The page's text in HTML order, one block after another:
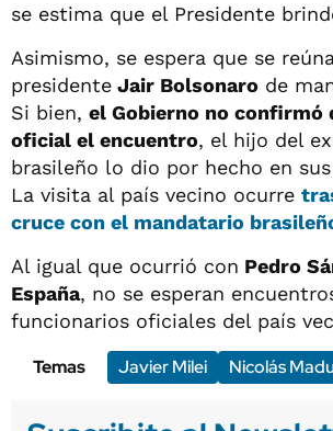
se estima que el Presidente
Asimismo, se espera que se
presidente Jair Bolsonaro de
Si bien, el Gobierno no confirmó
oficial el encuentro, el hijo del
brasileño lo dio por hecho en
La visita al país vecino ocurre
cruce con el mandatario
Al igual que ocurrió con Pedro
España, no se esperan
funcionarios oficiales del país
Temas
Javier Milei Nicolás